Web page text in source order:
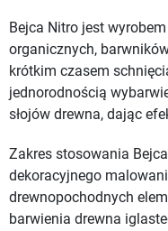
Bejca Nitro jest
organicznych,
krótkim czasem
jednorodnością
słojów drewna, dając
Zakres stosowania
dekoracyjnego
drewnopochodnych
barwienia drewna